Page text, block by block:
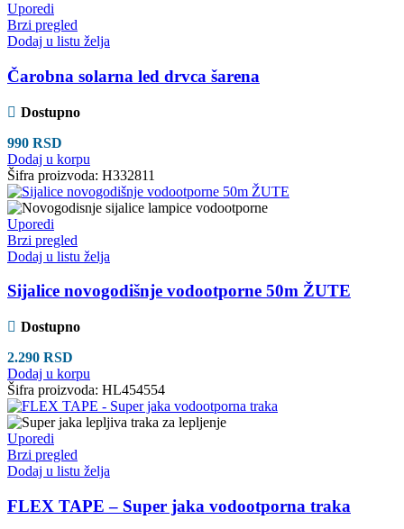
Uporedi
Brzi pregled
Dodaj u listu želja
Čarobna solarna led drvca šarena
Dostupno
990 RSD
Dodaj u korpu
Šifra proizvoda: H332811
Uporedi
Brzi pregled
Dodaj u listu želja
Sijalice novogodišnje vodootporne 50m ŽUTE
Dostupno
2.290 RSD
Dodaj u korpu
Šifra proizvoda: HL454554
Uporedi
Brzi pregled
Dodaj u listu želja
FLEX TAPE – Super jaka vodootporna traka